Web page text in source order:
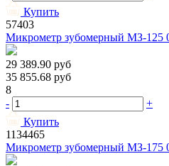
Купить
57403
Микрометр зубомерный МЗ-125
29 389.90 руб
35 855.68 руб
8
-
+
Купить
1134465
Микрометр зубомерный МЗ-175